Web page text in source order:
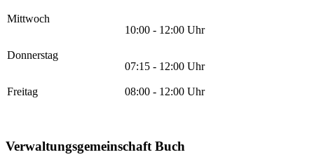
Mittwoch
10:00 - 12:00 Uhr
Donnerstag
07:15 - 12:00 Uhr
Freitag 08:00 - 12:00 Uhr
Verwaltungsgemeinschaft Buch